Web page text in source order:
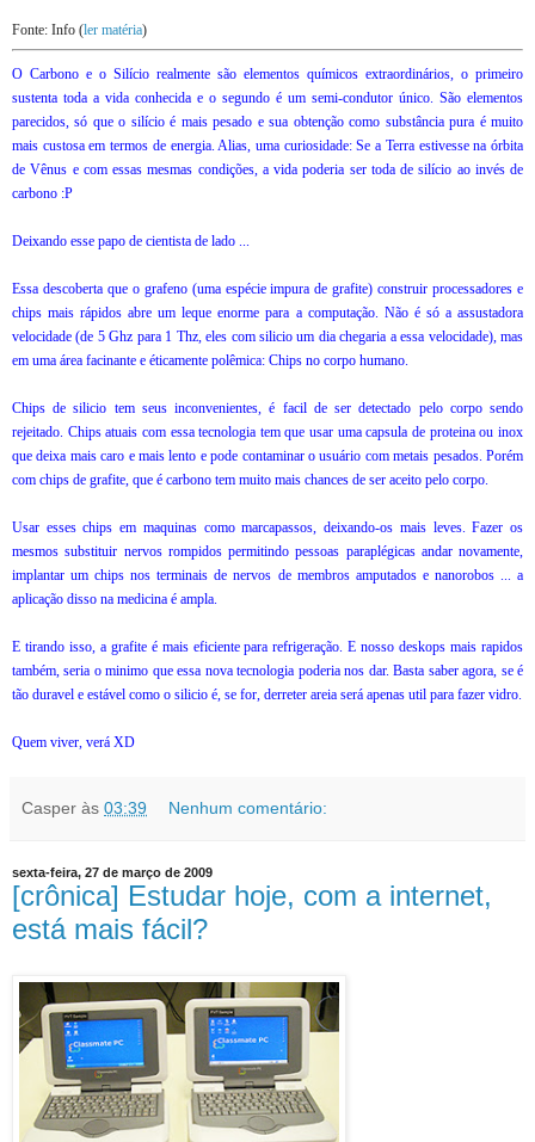
Fonte: Info (ler matéria)
O Carbono e o Silício realmente são elementos químicos extraordinários, o primeiro
sustenta toda a vida conhecida e o segundo é um semi-condutor único. São elementos
parecidos, só que o silício é mais pesado e sua obtenção como substância pura é muito
mais custosa em termos de energia. Alias, uma curiosidade: Se a Terra estivesse na órbita
de Vênus e com essas mesmas condições, a vida poderia ser toda de silício ao invés de
carbono :P
Deixando esse papo de cientista de lado ...
Essa descoberta que o grafeno (uma espécie impura de grafite) construir processadores e
chips mais rápidos abre um leque enorme para a computação. Não é só a assustadora
velocidade (de 5 Ghz para 1 Thz, eles com silicio um dia chegaria a essa velocidade), mas
em uma área facinante e éticamente polêmica: Chips no corpo humano.
Chips de silicio tem seus inconvenientes, é facil de ser detectado pelo corpo sendo
rejeitado. Chips atuais com essa tecnologia tem que usar uma capsula de proteina ou inox
que deixa mais caro e mais lento e pode contaminar o usuário com metais pesados. Porém
com chips de grafite, que é carbono tem muito mais chances de ser aceito pelo corpo.
Usar esses chips em maquinas como marcapassos, deixando-os mais leves. Fazer os
mesmos substituir nervos rompidos permitindo pessoas paraplégicas andar novamente,
implantar um chips nos terminais de nervos de membros amputados e nanorobos ... a
aplicação disso na medicina é ampla.
E tirando isso, a grafite é mais eficiente para refrigeração.E nosso deskops mais rapidos
também, seria o minimo que essa nova tecnologia poderia nos dar. Basta saber agora, se é
tão duravel e estável como o silicio é, se for, derreter areia será apenas util para fazer vidro.
Quem viver, verá XD
Casper às 03:39 Nenhum comentário:
sexta-feira, 27 de março de 2009
[crônica] Estudar hoje, com a internet,
está mais fácil?